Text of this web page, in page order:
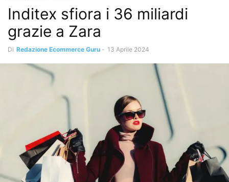
Inditex sfiora i 36 miliardi
grazie a Zara
Di Redazione Ecommerce Guru - 13 Aprile 2024